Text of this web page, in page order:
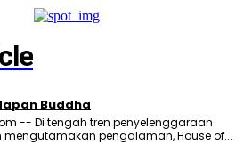
Buddha
-- Di tengah tren penyelenggaraan
pengalaman, House of...